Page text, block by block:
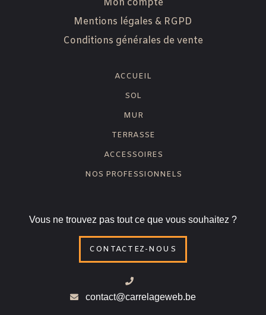
Mon compte
Mentions légales & RGPD
Conditions générales de vente
ACCUEIL
SOL
MUR
TERRASSE
ACCESSOIRES
NOS PROFESSIONNELS
Vous ne trouvez pas tout ce que vous souhaitez ?
CONTACTEZ-NOUS
contact@carrelageweb.be